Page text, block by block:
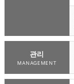
관리
MANAGEMENT